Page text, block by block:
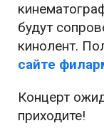
будут
кинолент.
сайте
Концерт
приходите!